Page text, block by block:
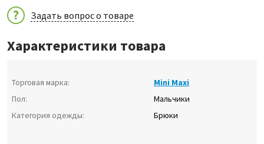
Задать вопрос о товаре
Характеристики товара
Торговая марка:
Mini Maxi
Пол:
Мальчики
Категория одежды:
Брюки